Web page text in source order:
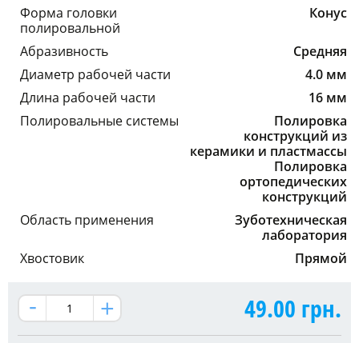
Форма головки
полировальной
Конус
Абразивность
Средняя
Диаметр рабочей части
4.0 мм
Длина рабочей части
16 мм
Полировальные системы
Полировка
конструкций из
керамики и пластмассы
Полировка
ортопедических
конструкций
Область применения
Зуботехническая
лаборатория
Хвостовик
Прямой
49.00 грн.